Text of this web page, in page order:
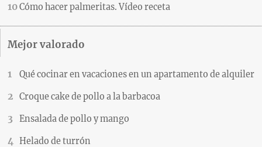
Cómo hacer palmeritas. Vídeo receta
Mejor valorado
Qué cocinar en vacaciones en un apartamento de alquiler
Croque cake de pollo a la barbacoa
Ensalada de pollo y mango
Helado de turrón